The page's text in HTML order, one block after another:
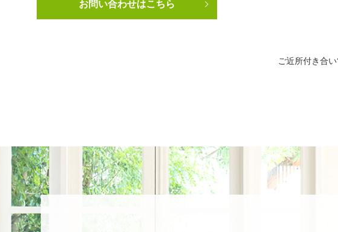
お問い合わせはこちら
ご近所付き合